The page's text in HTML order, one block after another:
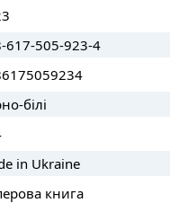
617-505-923-4
білі
in Ukraine
книга